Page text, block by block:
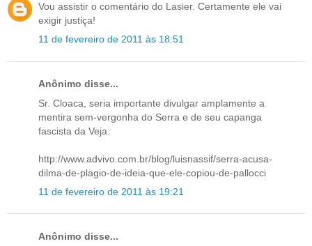
Vou assistir o comentário do Lasier. Certamente ele vai
exigir justiça!
11 de fevereiro de 2011 às 18:51
Anônimo disse...
Sr. Cloaca, seria importante divulgar amplamente a
mentira sem-vergonha do Serra e de seu capanga
fascista da Veja:
http://www.advivo.com.br/blog/luisnassif/serra-acusa-
dilma-de-plagio-de-ideia-que-ele-copiou-de-pallocci
11 de fevereiro de 2011 às 19:21
Anônimo disse...